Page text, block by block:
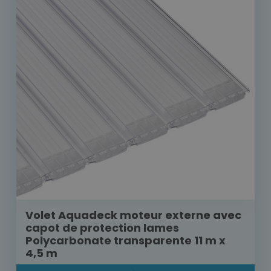
Volet Aquadeck moteur externe avec
capot de protection lames
Polycarbonate transparente 11 m x
4,5 m